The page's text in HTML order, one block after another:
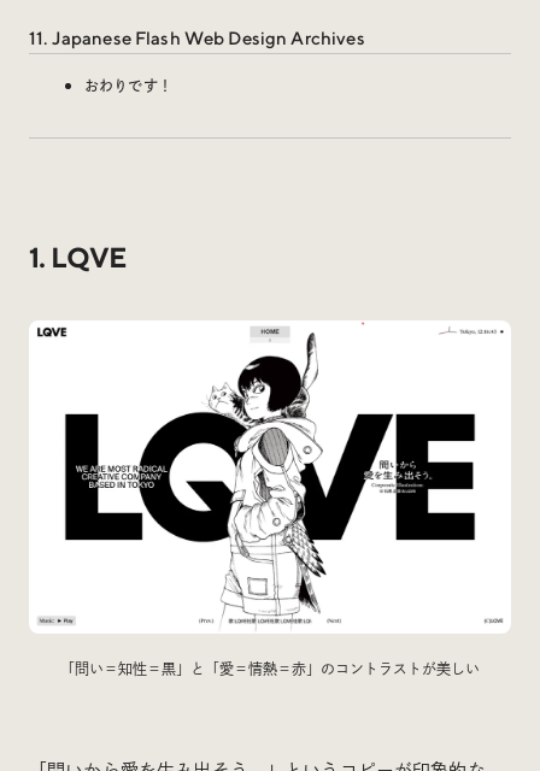
Social
@iDID_team
Collaboration with
11. Japanese Flash Web Design Archives
おわりです！
1. LQVE
「問い＝知性＝黒」と「愛＝情熱＝赤」のコントラストが美しい